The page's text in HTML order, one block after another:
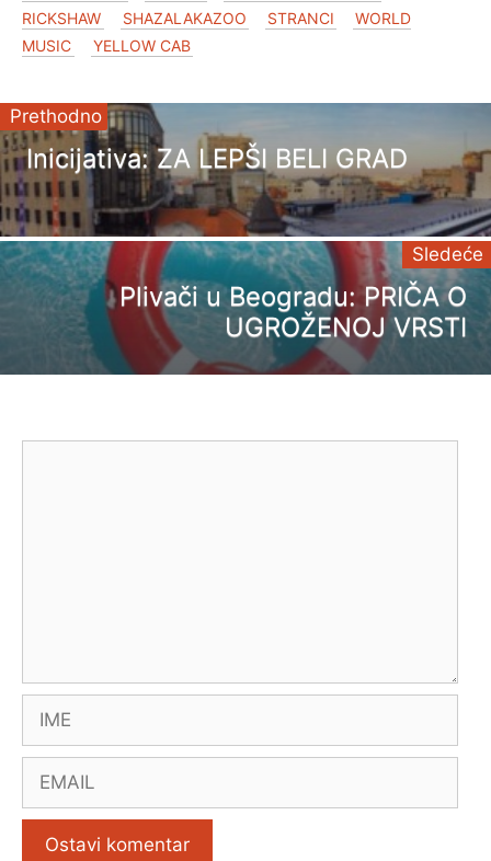
RICKSHAW
SHAZALAKAZOO STRANCI
WORLD
MUSIC
YELLOW CAB
Prethodno
Inicijativa: ZA LEPŠI BELI GRAD
Plivači u Beogradu: PRIČA O
UGROŽENOJ VRSTI
Sledeće